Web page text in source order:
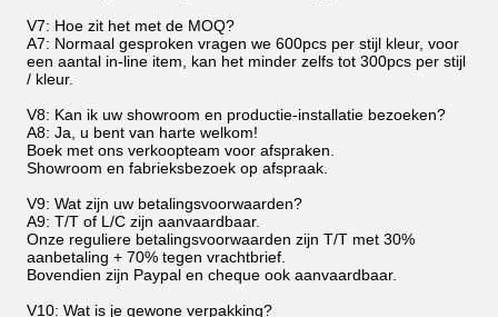
V7: Hoe zit het met de MOQ?
A7: Normaal gesproken vragen we 600pcs per stijl kleur, voor
een aantal in-line item, kan het minder zelfs tot 300pcs per stijl
/ kleur.
V8: Kan ik uw showroom en productie-installatie bezoeken?
A8: Ja, u bent van harte welkom!
Boek met ons verkoopteam voor afspraken.
Showroom en fabrieksbezoek op afspraak.
V9: Wat zijn uw betalingsvoorwaarden?
A9: T/T of L/C zijn aanvaardbaar.
Onze reguliere betalingsvoorwaarden zijn T/T met 30%
aanbetaling + 70% tegen vrachtbrief.
Bovendien zijn Paypal en cheque ook aanvaardbaar.
V10: Wat is je gewone verpakking?